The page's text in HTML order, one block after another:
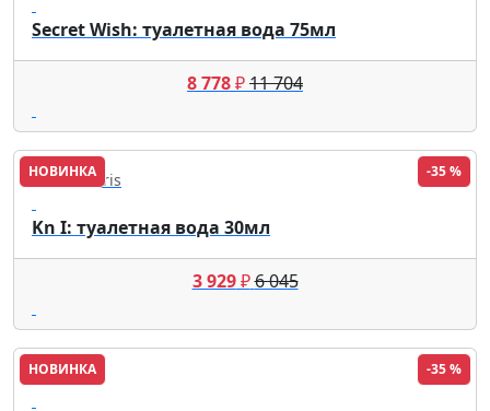
Secret Wish: туалетная вода 75мл
8 778₽11 704
НОВИНКА -35 %
Korloff Paris
Kn I: туалетная вода 30мл
3 929₽6 045
НОВИНКА -35 %
Escada